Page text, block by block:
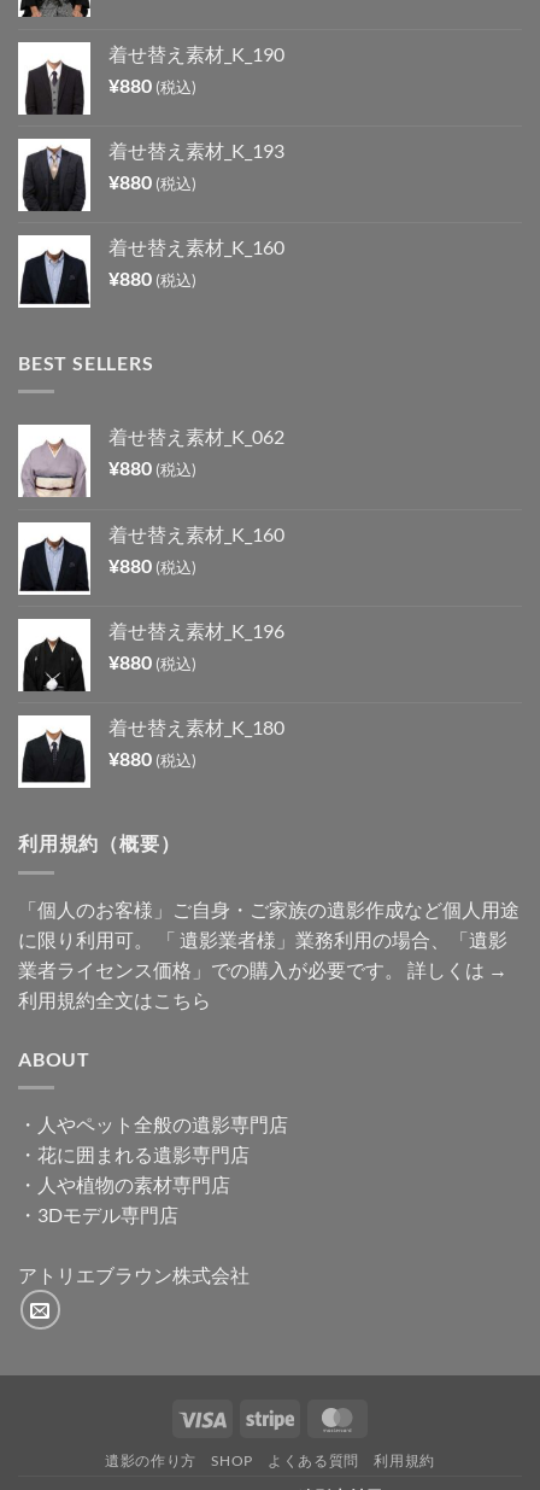
着せ替え素材_K_190
¥880 (税込)
着せ替え素材_K_193
¥880 (税込)
着せ替え素材_K_160
¥880 (税込)
BEST SELLERS
着せ替え素材_K_062
¥880 (税込)
着せ替え素材_K_160
¥880 (税込)
着せ替え素材_K_196
¥880 (税込)
着せ替え素材_K_180
¥880 (税込)
利用規約（概要）
「個人のお客様」ご自身・ご家族の遺影作成など個人用途
に限り利用可。 「 遺影業者様」業務利用の場合、「遺影
業者ライセンス価格」での購入が必要です。 詳しくは →
利用規約全文はこちら
ABOUT
・ 人やペット全般の遺影専門店
・ 花に囲まれる遺影専門店
・ 人や植物の素材専門店
・ 3Dモデル専門店
アトリエブラウン株式会社
Visa Stripe
遺影の作り方 SHOP よくある質問 利用規約